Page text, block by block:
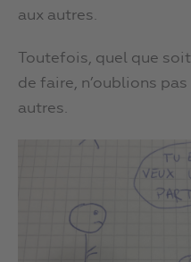
aux autres.
Toutefois, quel que
de faire, n’oublions
autres.